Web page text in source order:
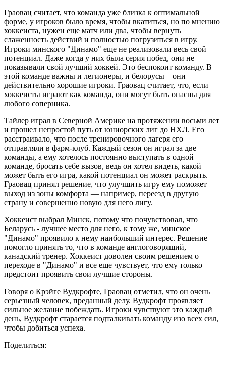
Граовац считает, что команда уже близка к оптимальной
форме, у игроков было время, чтобы вкатиться, но по мнению
хоккеиста, нужен еще матч или два, чтобы вернуть
слаженность действий и полностью погрузиться в игру.
Игроки минского "Динамо" еще не реализовали весь свой
потенциал. Даже когда у них была серия побед, они не
показывали свой лучший хоккей. Это беспокоит команду. В
этой команде важны и легионеры, и белорусы – они
действительно хорошие игроки. Граовац считает, что, если
хоккеисты играют как команда, они могут быть опасны для
любого соперника.
Тайлер играл в Северной Америке на протяжении восьми лет
и прошел непростой путь от юниорских лиг до НХЛ. Его
расстраивало, что после тренировочного лагеря его
отправляли в фарм-клуб. Каждый сезон он играл за две
команды, а ему хотелось постоянно выступать в одной
команде, бросать себе вызов, ведь он хотел видеть, какой
может быть его игра, какой потенциал он может раскрыть.
Граовац принял решение, что улучшить игру ему поможет
выход из зоны комфорта — например, переезд в другую
страну и совершенно новую для него лигу.
Хоккеист выбрал Минск, потому что почувствовал, что
Беларусь - лучшее место для него, к тому же, минское
"Динамо" проявило к нему наибольший интерес. Решение
помогло принять то, что в команде англоговорящий,
канадский тренер. Хоккеист доволен своим решением о
переходе в "Динамо" и все еще чувствует, что ему только
предстоит проявить свои лучшие стороны.
Говоря о Крэйге Вудкрофте, Граовац отметил, что он очень
серьезный человек, преданный делу. Вудкрофт проявляет
сильное желание побеждать. Игроки чувствуют это каждый
день, Вудкрофт старается подталкивать команду изо всех сил,
чтобы добиться успеха.
Поделиться: